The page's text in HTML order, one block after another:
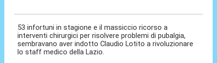
53 infortuni in stagione e il massiccio ricorso a
interventi chirurgici per risolvere problemi di pubalgia,
sembravano aver indotto Claudio Lotito a rivoluzionare
lo staff medico della Lazio.